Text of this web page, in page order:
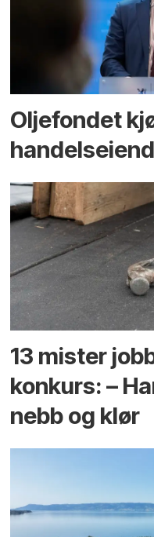
Oljefondet
13 mister
konkurs: –
nebb og klør